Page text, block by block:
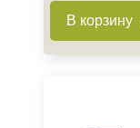
В корзину